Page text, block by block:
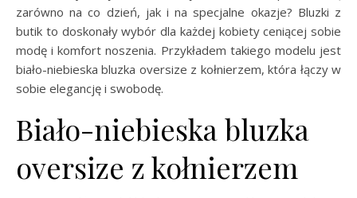
zarówno na co dzień, jak i na specjalne okazje? Bluzki z
butik to doskonały wybór dla każdej kobiety ceniącej sobie
modę i komfort noszenia. Przykładem takiego modelu jest
biało-niebieska bluzka oversize z kołnierzem, która łączy w
sobie elegancję i swobodę.
Biało-niebieska bluzka
oversize z kołnierzem